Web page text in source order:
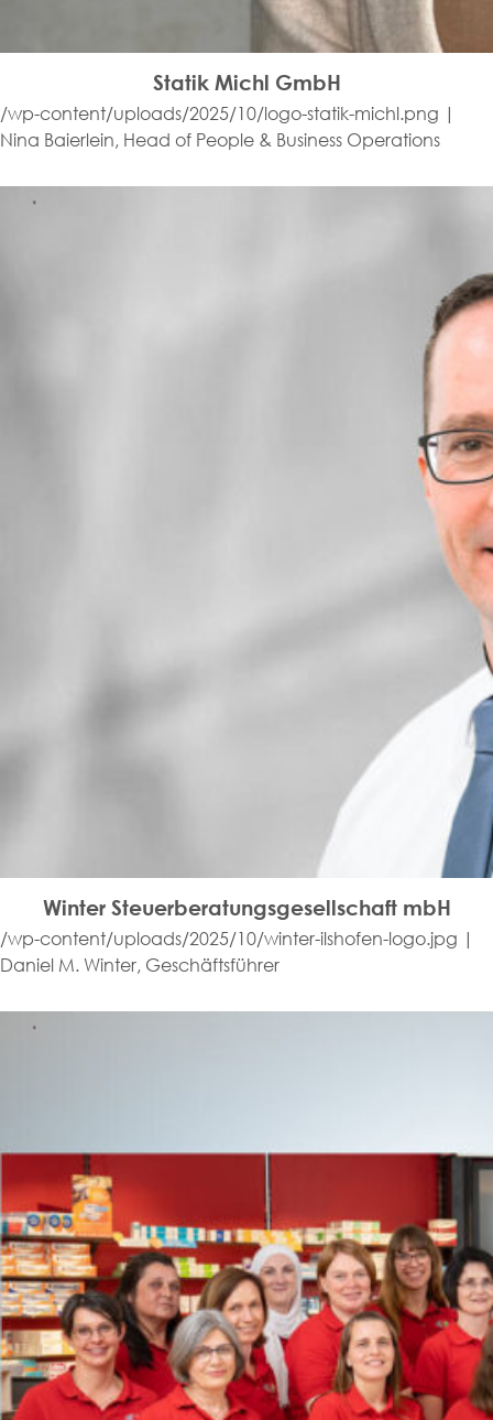
Statik Michl GmbH
/wp-content/uploads/2025/10/logo-statik-michl.png |
Nina Baierlein, Head of People & Business Operations
Winter Steuerberatungsgesellschaft mbH
/wp-content/uploads/2025/10/winter-ilshofen-logo.jpg |
Daniel M. Winter, Geschäftsführer